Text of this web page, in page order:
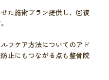
た施術プラン提供し、回復
フケア方法についてのアド
止にもつながる点も整骨院